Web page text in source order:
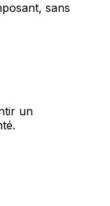
sans
un